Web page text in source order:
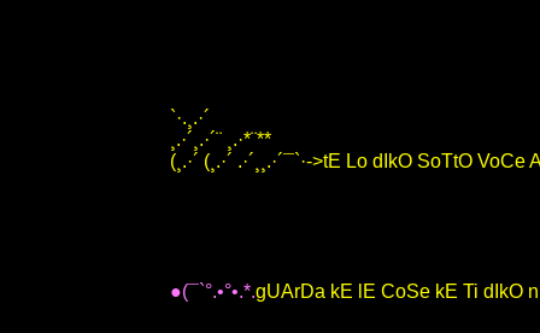
`·.¸.·´
¸.·´¸.·´¨ ¸.·*¨**
(¸.·´ (¸.·´ .·´¸¸.·´¯`·->tE Lo dIkO SoTtO VoCe
●(¯`°.•°•.*.gUArDa kE lE CoSe kE Ti dIkO